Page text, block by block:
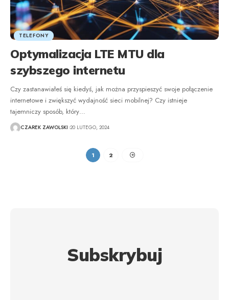
TELEFONY
Optymalizacja LTE MTU dla
szybszego internetu
Czy zastanawiałeś się kiedyś, jak można przyspieszyć swoje połączenie
internetowe i zwiększyć wydajność sieci mobilnej? Czy istnieje
tajemniczy sposób, który…
CZAREK ZAWOLSKI 20 LUTEGO, 2024
1 2
Subskrybuj